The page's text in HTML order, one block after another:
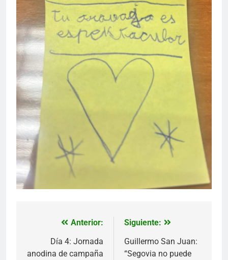
Navegación
Anterior:
Día 4: Jornada
anodina de campaña
Siguiente:
Guillermo San Juan:
“Segovia no puede